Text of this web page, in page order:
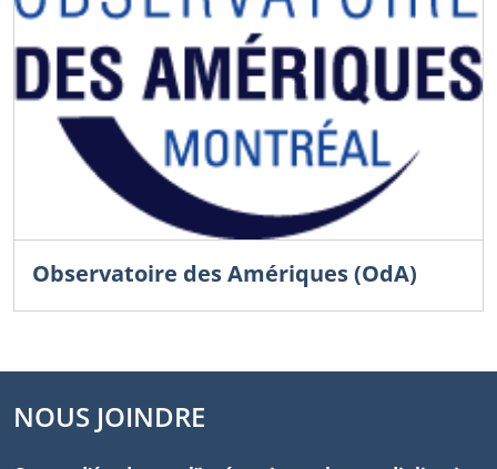
Observatoire des Amériques (OdA)
NOUS JOINDRE